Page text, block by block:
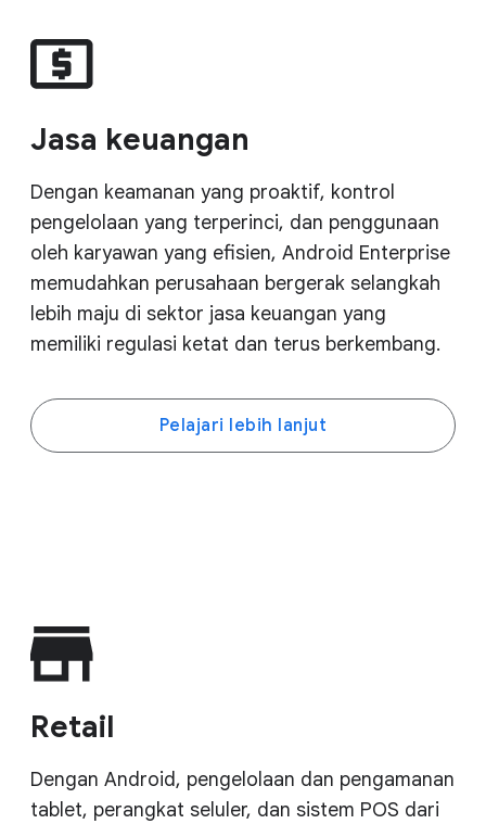
Jasa keuangan
Dengan keamanan yang proaktif, kontrol
pengelolaan yang terperinci, dan penggunaan
oleh karyawan yang efisien, Android Enterprise
memudahkan perusahaan bergerak selangkah
lebih maju di sektor jasa keuangan yang
memiliki regulasi ketat dan terus berkembang.
Pelajari lebih lanjut
Retail
Dengan Android, pengelolaan dan pengamanan
tablet, perangkat seluler, dan sistem POS dari